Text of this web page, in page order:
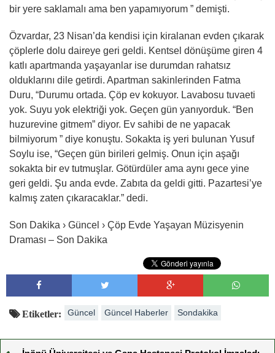
bir yere saklamalı ama ben yapamıyorum ” demişti.
Özvardar, 23 Nisan’da kendisi için kiralanan evden çıkarak
çöplerle dolu daireye geri geldi. Kentsel dönüşüme giren 4
katlı apartmanda yaşayanlar ise durumdan rahatsız
olduklarını dile getirdi. Apartman sakinlerinden Fatma
Duru, “Durumu ortada. Çöp ev kokuyor. Lavabosu tuvaeti
yok. Suyu yok elektriği yok. Geçen gün yanıyorduk. “Ben
huzurevine gitmem” diyor. Ev sahibi de ne yapacak
bilmiyorum ” diye konuştu. Sokakta iş yeri bulunan Yusuf
Soylu ise, “Geçen gün birileri gelmiş. Onun için aşağı
sokakta bir ev tutmuşlar. Götürdüler ama aynı gece yine
geri geldi. Şu anda evde. Zabıta da geldi gitti. Pazartesi’ye
kalmış zaten çıkaracaklar.” dedi.
Son Dakika › Güncel › Çöp Evde Yaşayan Müzisyenin
Draması – Son Dakika
Etiketler: Güncel Güncel Haberler Sondakika